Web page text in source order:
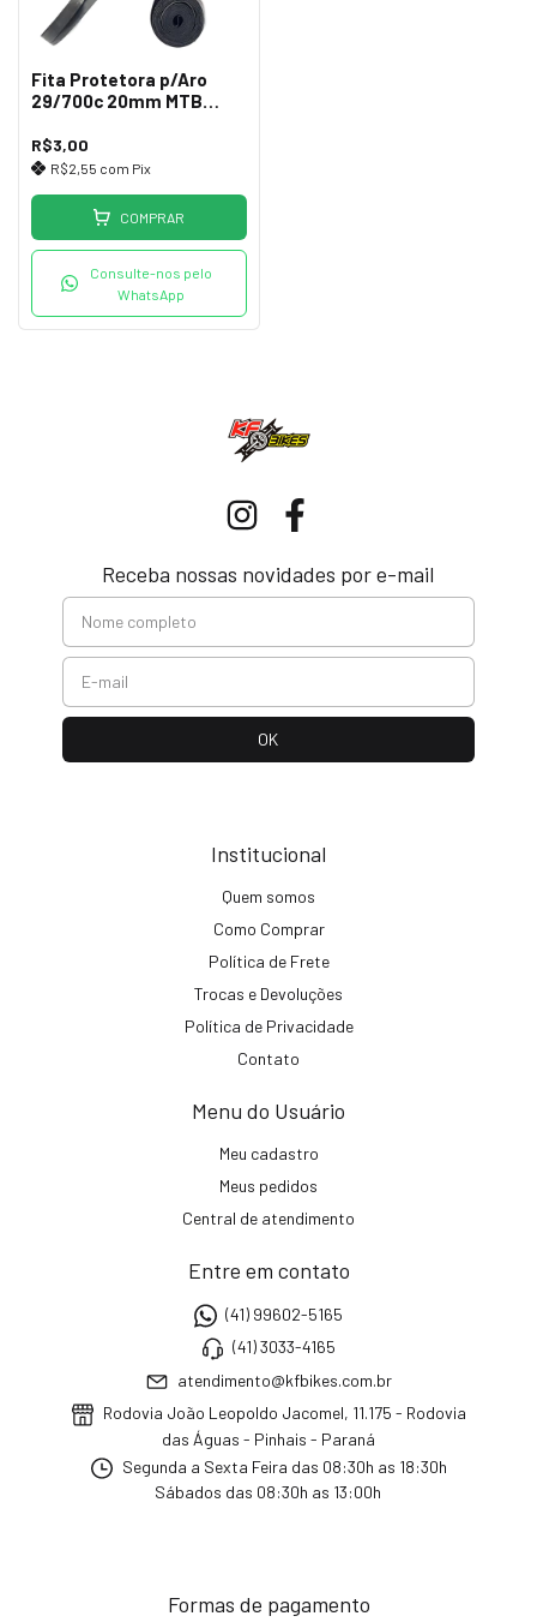
Fita Protetora p/Aro
29/700c 20mm MTB
R$3,00
R$2,55 com Pix
COMPRAR
Consulte-nos pelo
WhatsApp
Receba nossas novidades por e-mail
Institucional
Quem somos
Como Comprar
Política de Frete
Trocas e Devoluções
Política de Privacidade
Contato
Menu do Usuário
Meu cadastro
Meus pedidos
Central de atendimento
Entre em contato
(41) 99602-5165
(41) 3033-4165
atendimento@kfbikes.com.br
Rodovia João Leopoldo Jacomel, 11.175 - Rodovia
das Águas - Pinhais - Paraná
Segunda a Sexta Feira das 08:30h as 18:30h
Sábados das 08:30h as 13:00h
Formas de pagamento